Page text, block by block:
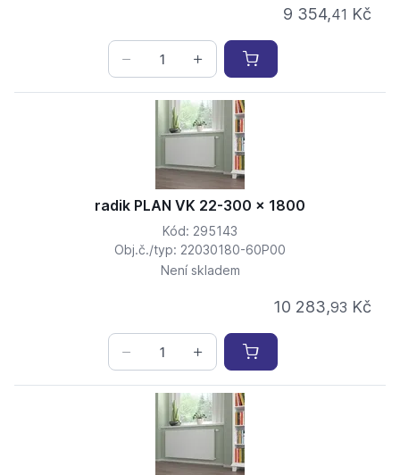
9 354,41 Kč
radik PLAN VK 22-300 x 1800
Kód: 295143
Obj.č./typ: 22030180-60P00
Není skladem
10 283,93 Kč